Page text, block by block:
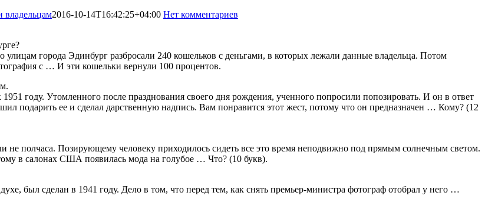
владельцам2016-10-14T16:42:25+04:00 Нет комментариев
города Эдинбург разбросали 240 кошельков с деньгами, в которых лежали данные владельца. Потом
с … И эти кошельки вернули 100 процентов.
году. Утомленного после празднования своего дня рождения, ученного попросили попозировать. И он в ответ
подарить ее и сделал дарственную надпись. Вам понравится этот жест, потому что он предназначен … Кому? (12
не полчаса. Позирующему человеку приходилось сидеть все это время неподвижно под прямым солнечным светом.
в салонах США появилась мода на голубое … Что? (10 букв).
был сделан в 1941 году. Дело в том, что перед тем, как снять премьер-министра фотограф отобрал у него …